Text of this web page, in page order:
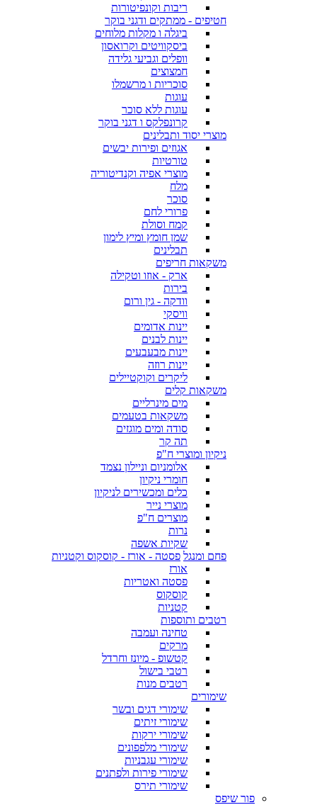
ריבות וקונפיטורות
חטיפים - ממתקים ודגני בוקר
ביגלה ו מקלות מלוחים
ביסקוויטים וקרואסון
וופלים וגביעי גלידה
חמצוצים
סוכריות ו מרשמלו
עוגות
עוגות ללא סוכר
קרונפלקס ו דגני בוקר
מוצרי יסוד ותבלינים
אגוזים ופירות יבשים
טורטיות
מוצרי אפיה וקנדיטוריה
מלח
סוכר
פרורי לחם
קמח וסולת
שמן חומץ ומיץ לימון
תבלינים
משקאות חריפים
ארק - אוזו וטקילה
בירות
וודקה - גין ורום
וויסקי
יינות אדומים
יינות לבנים
יינות מבעבעים
יינות רוזה
ליקרים וקוקטיילים
משקאות קלים
מים מינרליים
משקאות בטעמים
סודה ומים מוגזים
תה קר
ניקיון ומוצרי ח"פ
אלומניום וניילון נצמד
חומרי ניקיון
כלים ומכשירים לניקיון
מוצרי נייר
מוצרים ח"פ
נרות
שקיות אשפה
פחם ומנגל פסטה - אורז - קוסקוס וקטניות
אורז
פסטה ואטריות
קוסקוס
קטניות
רטבים ותוספות
טחינה ועמבה
מרקים
קטשופ - מיונז וחרדל
רטבי בישול
רטבים מנות
שימורים
שימורי דגים ובשר
שימורי זיתים
שימורי ירקות
שימורי מלפפונים
שימורי עגבניות
שימורי פירות ולפתנים
שימורי תירס
פור שיפס